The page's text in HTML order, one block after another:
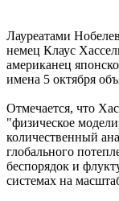
Лауреатами
немец Клаус
американец
имена 5 октября
Отмечается, что
"физическое
количественный
глобального
беспорядок и
системах на